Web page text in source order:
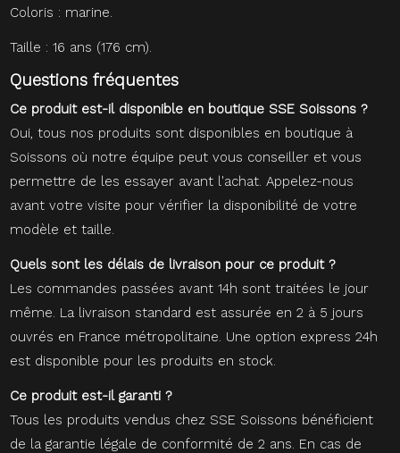
Coloris : marine.
Taille : 16 ans (176 cm).
Questions fréquentes
Ce produit est-il disponible en boutique SSE Soissons ?
Oui, tous nos produits sont disponibles en boutique à
Soissons où notre équipe peut vous conseiller et vous
permettre de les essayer avant l'achat. Appelez-nous
avant votre visite pour vérifier la disponibilité de votre
modèle et taille.
Quels sont les délais de livraison pour ce produit ?
Les commandes passées avant 14h sont traitées le jour
même. La livraison standard est assurée en 2 à 5 jours
ouvrés en France métropolitaine. Une option express 24h
est disponible pour les produits en stock.
Ce produit est-il garanti ?
Tous les produits vendus chez SSE Soissons bénéficient
de la garantie légale de conformité de 2 ans. En cas de